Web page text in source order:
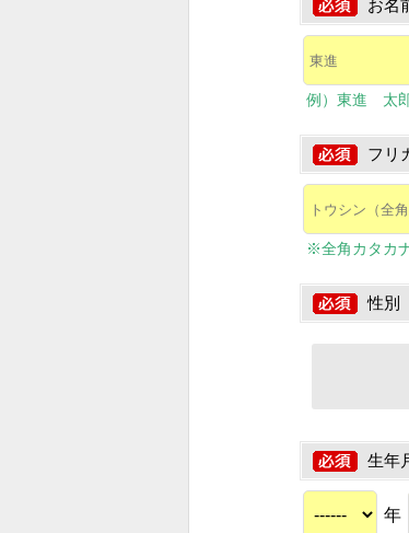
お名
例）東進 太
フリ
※全角カタカ
性別
生年
年